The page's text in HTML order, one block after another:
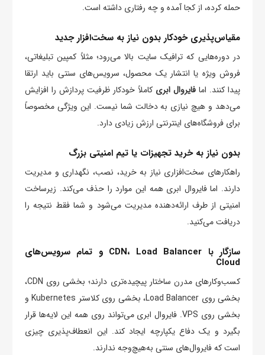
حمله کرده، از کجا آمده و چه رفتاری داشته است.
مقیاس‌پذیری خودکار بدون نیاز به سخت‌افزار جدید
در دوره‌هایی که ترافیک سایت بالا می‌رود؛ مثلاً کمپین تبلیغاتی،
فروش ویژه یا انتشار یک محصول، سرویس‌های سنتی باید ارتقا
پیدا کنند. اما فایروال ابری کاملاً خودکار ظرفیت پردازش را افزایش
می‌دهد و هیچ نیازی به دخالت شما نیست. این ویژگی مخصوصاً
برای فروشگاه‌های اینترنتی ارزش زیادی دارد.
بدون نیاز به خرید تجهیزات یا تیم امنیتی بزرگ
راهکارهای سخت‌افزاری نیاز به خرید، نصب، نگهداری و مدیریت
دارند. اما فایروال ابری همه این موارد را حذف می‌کند. زیرساخت
امنیتی از طرف ارائه‌دهنده مدیریت می‌شود و شما فقط نتیجه را
دریافت می‌کنید.
سازگار با CDN، Load Balancer و تمام سرویس‌های
Cloud
کسب‌وکارهای مدرن ساختار پیچیده‌تری دارند؛ بخشی روی CDN،
بخشی روی Load Balancer، بخشی روی کلاستر Kubernetes و
بخشی روی VPS. فایروال ابری می‌تواند روی همه این لایه‌ها قرار
بگیرد و یک دفاع یکپارچه ایجاد کند. این انعطاف‌پذیری چیزی
است که فایروال‌های سنتی به‌هیچ‌وجه ندارند.